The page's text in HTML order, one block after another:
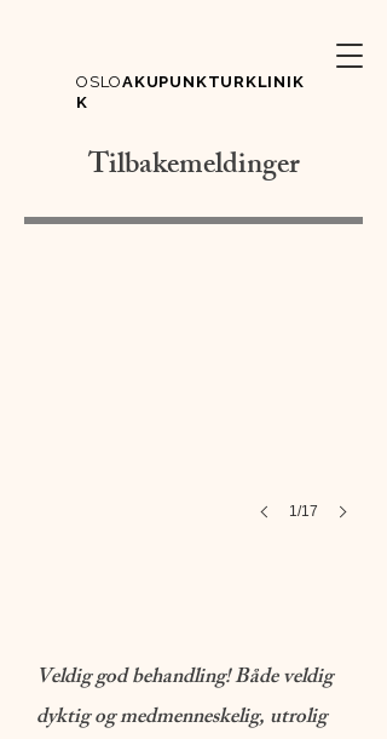
OSLOAKUPUNKTURKLINIK
K
Tilbakemeldinger
1/17
Veldig god behandling! Både veldig
dyktig og medmenneskelig, utrolig